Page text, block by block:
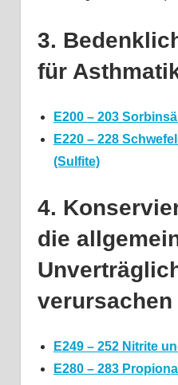
3.
für
E200 – 203
E220 – 228
(Sulfite)
4.
die
verursachen
E249 – 252 Nitrite
E280 – 283